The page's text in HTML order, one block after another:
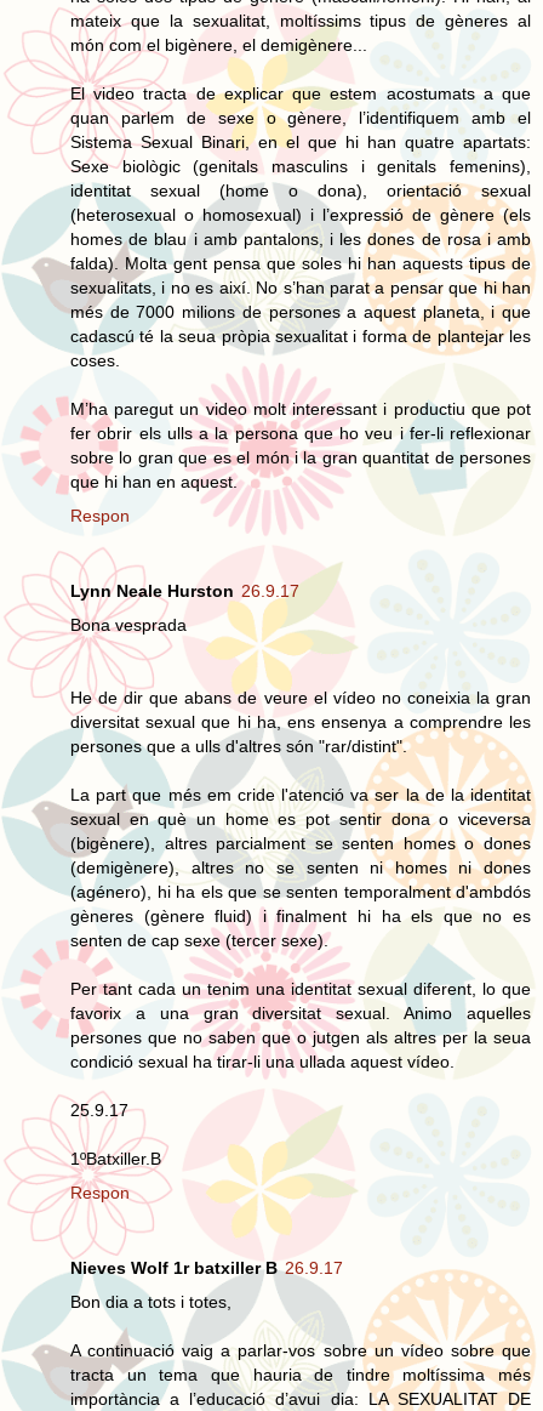
mateix que la sexualitat, moltíssims tipus de gèneres al
món com el bigènere, el demigènere...
El video tracta de explicar que estem acostumats a que
quan parlem de sexe o gènere, l’identifiquem amb el
Sistema Sexual Binari, en el que hi han quatre apartats:
Sexe biològic (genitals masculins i genitals femenins),
identitat sexual (home o dona), orientació sexual
(heterosexual o homosexual) i l’expressió de gènere (els
homes de blau i amb pantalons, i les dones de rosa i amb
falda). Molta gent pensa que soles hi han aquests tipus de
sexualitats, i no es així. No s’han parat a pensar que hi han
més de 7000 milions de persones a aquest planeta, i que
cadascú té la seua pròpia sexualitat i forma de plantejar les
coses.
M’ha paregut un video molt interessant i productiu que pot
fer obrir els ulls a la persona que ho veu i fer-li reflexionar
sobre lo gran que es el món i la gran quantitat de persones
que hi han en aquest.
Respon
Lynn Neale Hurston 26.9.17
Bona vesprada
He de dir que abans de veure el vídeo no coneixia la gran
diversitat sexual que hi ha, ens ensenya a comprendre les
persones que a ulls d'altres són "rar/distint".
La part que més em cride l'atenció va ser la de la identitat
sexual en què un home es pot sentir dona o viceversa
(bigènere), altres parcialment se senten homes o dones
(demigènere), altres no se senten ni homes ni dones
(agénero), hi ha els que se senten temporalment d'ambdós
gèneres (gènere fluid) i finalment hi ha els que no es
senten de cap sexe (tercer sexe).
Per tant cada un tenim una identitat sexual diferent, lo que
favorix a una gran diversitat sexual. Animo aquelles
persones que no saben que o jutgen als altres per la seua
condició sexual ha tirar-li una ullada aquest vídeo.
25.9.17
1ºBatxiller.B
Respon
Nieves Wolf 1r batxiller B 26.9.17
Bon dia a tots i totes,
A continuació vaig a parlar-vos sobre un vídeo sobre que
tracta un tema que hauria de tindre moltíssima més
importància a l’educació d’avui dia: LA SEXUALITAT DE